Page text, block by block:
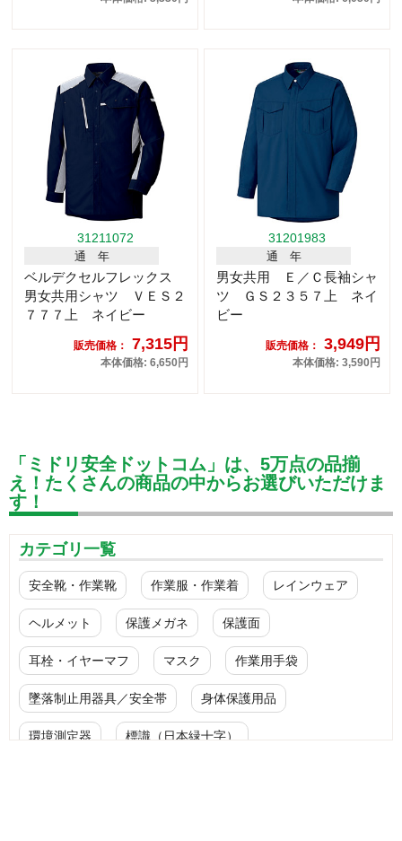
31211072
通 年
ベルデクセルフレックス
男女共用シャツ ＶＥＳ２
７７７上 ネイビー
販売価格： 7,315円
本体価格: 6,650円
31201983
通 年
男女共用 Ｅ／Ｃ長袖シャ
ツ ＧＳ２３５７上 ネイ
ビー
販売価格： 3,949円
本体価格: 3,590円
「ミドリ安全ドットコム」は、5万点の品揃
え！たくさんの商品の中からお選びいただけま
す！
カテゴリ一覧
安全靴・作業靴 作業服・作業着 レインウェア
ヘルメット 保護メガネ 保護面
耳栓・イヤーマフ マスク 作業用手袋
墜落制止用器具／安全帯 身体保護用品
環境測定器 標識（日本緑十字）